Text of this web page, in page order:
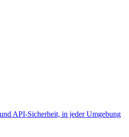
API-Sicherheit, in jeder Umgebung